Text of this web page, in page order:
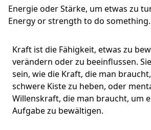
Energie oder Stärke, um etwas zu
Energy or strength to do something.
Kraft ist die Fähigkeit, etwas zu
verändern oder zu beeinflussen.
sein, wie die Kraft, die man
schwere Kiste zu heben, oder
Willenskraft, die man braucht, um
Aufgabe zu bewältigen.